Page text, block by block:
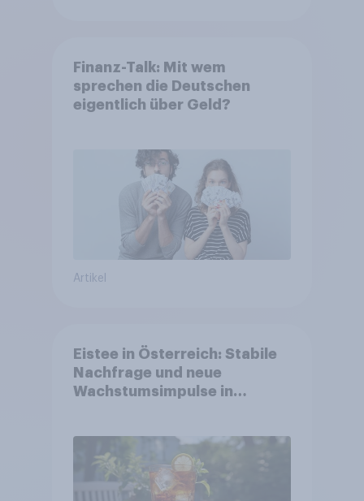
Finanz-Talk: Mit wem
sprechen die Deutschen
eigentlich über Geld?
Artikel
Eistee in Österreich: Stabile
Nachfrage und neue
Wachstumsimpulse in